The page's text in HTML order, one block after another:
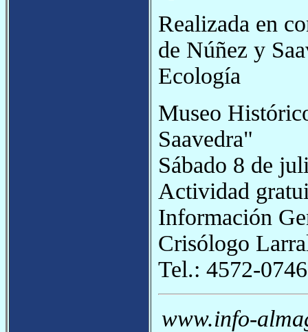
Realizada en
de Núñez y
Ecología
Museo
Saavedra"
Sábado 8 de
Actividad
Información
Crisólogo
Tel.: 4572-
www.info-